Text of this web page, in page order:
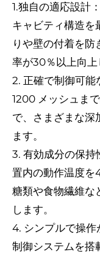
1.独自の適応設計
キャビティ構造を
りや壁の付着を
率が30％以上向上
2. 正確で制御可能
1200 メッシュま
で、さまざまな深
ます。
3. 有効成分の保持
置内の動作温度
糖類や食物繊維な
します。
4. シンプルで操
制御システムを搭